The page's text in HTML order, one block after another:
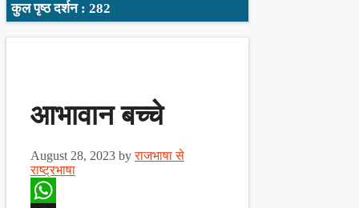
कुल पृष्ठ दर्शन : 282
आभावान बच्चे
August 28, 2023 byराजभाषा से
राष्ट्रभाषा